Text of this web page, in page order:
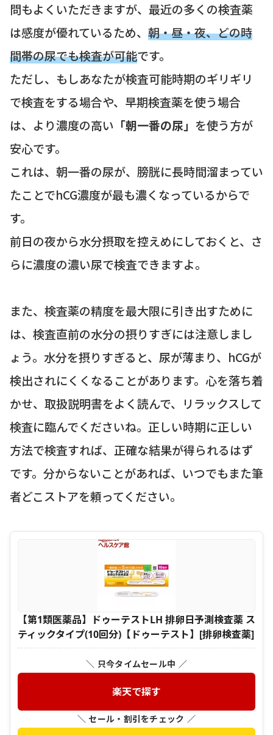
問もよくいただきますが、最近の多くの検査薬
は感度が優れているため、 朝・昼・夜、どの時
間帯の尿でも検査が可能です。
ただし、もしあなたが検査可能時期のギリギリ
で検査をする場合や、早期検査薬を使う場合
は、より濃度の高い 「朝一番の尿」 を使う方が
安心です。
これは、朝一番の尿が、膀胱に長時間溜まってい
たことでhCG濃度が最も濃くなっているからで
す。
前日の夜から水分摂取を控えめにしておくと、さ
らに濃度の濃い尿で検査できますよ。
また、検査薬の精度を最大限に引き出すために
は、検査直前の水分の摂りすぎには注意しまし
ょう。水分を摂りすぎると、尿が薄まり、hCGが
検出されにくくなることがあります。心を落ち着
かせ、取扱説明書をよく読んで、リラックスして
検査に臨んでくださいね。正しい時期に正しい
方法で検査すれば、正確な結果が得られるはず
です。分からないことがあれば、いつでもまた筆
者どこストアを頼ってください。
【第1類医薬品】ドゥーテストLH 排卵日予測検査薬 ス
ティックタイプ(10回分)【ドゥーテスト】[排卵検査薬]
＼ 只今タイムセール中 ／
楽天で探す
＼ セール・割引をチェック ／